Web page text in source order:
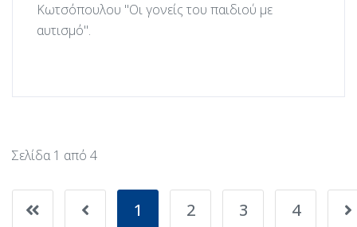
Κωτσόπουλου "Οι γονείς του παιδιού με
αυτισμό".
Σελίδα 1 από 4
1 2 3 4